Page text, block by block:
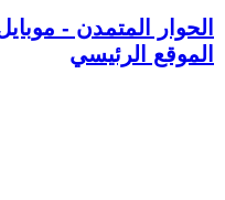
الحوار المتمدن -
الموقع الرئيسي